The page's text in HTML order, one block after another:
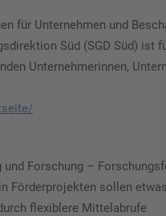
für Unternehmen und
Süd (SGD Süd)
Unternehmerinnen,
Forschung –
Förderprojekten sollen
flexiblere Mittelabrufe